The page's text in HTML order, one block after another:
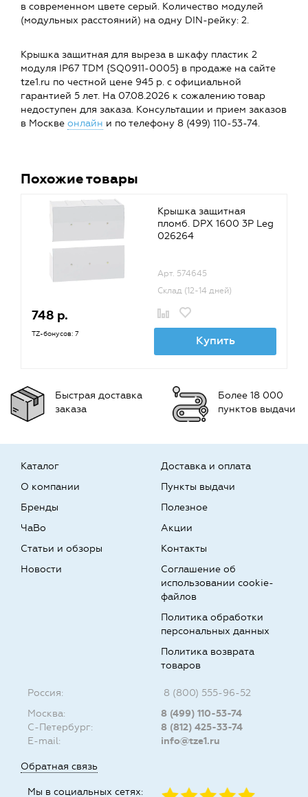
в современном цвете серый. Количество модулей
(модульных расстояний) на одну DIN-рейку: 2.
Крышка защитная для выреза в шкафу пластик 2
модуля IP67 TDM {SQ0911-0005} в продаже на сайте
tze1.ru по честной цене 945 р. с официальной
гарантией 5 лет. На 07.08.2026 к сожалению товар
недоступен для заказа. Консультации и прием заказов
в Москве онлайн и по телефону 8 (499) 110-53-74.
Похожие товары
Крышка защитная
пломб. DPX 1600 3P Leg
026264
Арт. 574645
Склад (12-14 дней)
748 р.
TZ-бонусов: 7 Купить
Быстрая доставка
заказа
Более 18 000
пунктов выдачи
Каталог
О компании
Бренды
Доставка и оплата
Пункты выдачи
Полезное
ЧаВо
Статьи и обзоры
Новости
Акции
Контакты
Соглашение об
использовании cookie-
файлов
Политика обработки
персональных данных
Политика возврата
товаров
Россия:
8 (800) 555-96-52
Москва:
8 (499) 110-53-74
С-Петербург:
8 (812) 425-33-74
E-mail:
info@tze1.ru
Обратная связь
Мы в социальных сетях: